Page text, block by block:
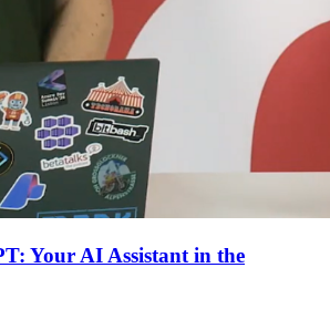
Your AI Assistant in the